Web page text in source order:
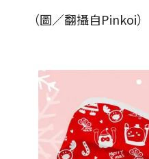
（圖／翻攝自Pinkoi）